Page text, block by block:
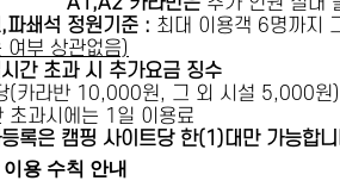
파쇄석 정원기준 : 최대 이용객 6명까지
여부 상관없음)
간 초과 시 추가요금 징수
(카라반 10,000원, 그 외 시설 5,000원)
초과시에는 1일 이용료
록은 캠핑 사이트당 한(1)대만 가능합
용 수칙 안내